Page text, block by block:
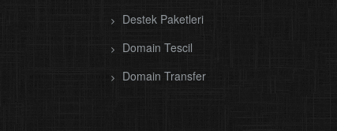
Destek Paketleri
Domain Tescil
Domain Transfer